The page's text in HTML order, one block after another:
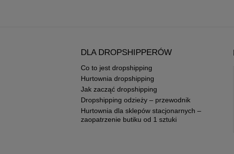
DLA DROPSHIPPERÓW
Co to jest dropshipping
Hurtownia dropshipping
Jak zacząć dropshipping
Dropshipping odzieży – przewodnik
Hurtownia dla sklepów stacjonarnych –
zaopatrzenie butiku od 1 sztuki